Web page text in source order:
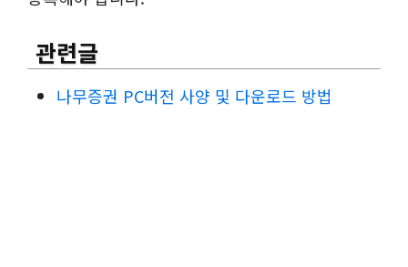
관련글
나무증권 PC버전 사양 및 다운로드 방법